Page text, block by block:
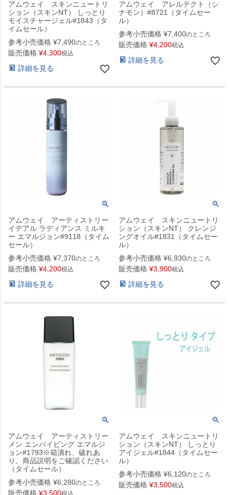
アムウェイ スキンニュートリ
ション（スキンNT） しっとり
モイスチャージェル#1843（タ
イムセール）
参考小売価格 ¥7,490のところ
販売価格 ¥4,300税込
詳細を見る
アムウェイ アレルテクト（シ
ナモン）#8721（タイムセー
ル）
参考小売価格 ¥7,400のところ
販売価格 ¥4,200税込
詳細を見る
アムウェイ アーティストリー
イデアル ラディアンス ミルキ
ー エマルジョン#9118（タイム
セール）
参考小売価格 ¥7,370のところ
販売価格 ¥4,200税込
詳細を見る
アムウェイ スキンニュートリ
ション（スキンNT） クレンジ
ングオイル#1831（タイムセー
ル）
参考小売価格 ¥6,930のところ
販売価格 ¥3,900税込
詳細を見る
アムウェイ アーティストリー
メン エンバイビング エマルジ
ョン#1793※箱潰れ、破れあ
り。商品説明をご確認ください
（タイムセール）
参考小売価格 ¥6,280のところ
販売価格 ¥3,500税込
アムウェイ スキンニュートリ
ション（スキンNT） しっとり
アイジェル#1844（タイムセー
ル）
参考小売価格 ¥6,120のところ
販売価格 ¥3,500税込